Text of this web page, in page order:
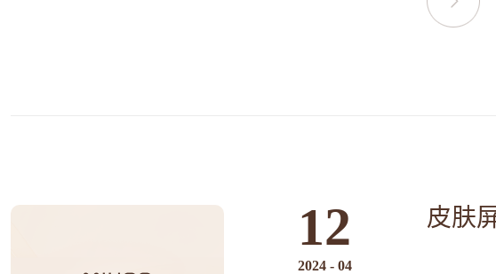
12
2024 - 04
皮肤